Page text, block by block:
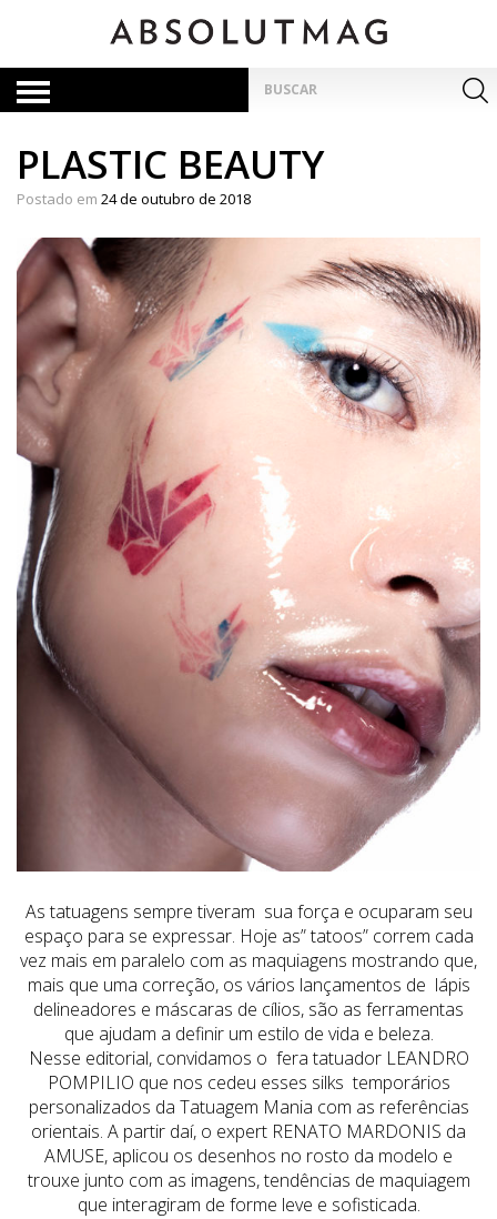
por:
PLASTIC BEAUTY
Postado em 24 de outubro de 2018
As tatuagens sempre tiveram sua força e ocuparam seu
espaço para se expressar. Hoje as” tatoos” correm cada
vez mais em paralelo com as maquiagens mostrando que,
mais que uma correção, os vários lançamentos de lápis
delineadores e máscaras de cílios, são as ferramentas
que ajudam a definir um estilo de vida e beleza.
Nesse editorial, convidamos o fera tatuador LEANDRO
POMPILIO que nos cedeu esses silks temporários
personalizados da Tatuagem Mania com as referências
orientais. A partir daí, o expert RENATO MARDONIS da
AMUSE, aplicou os desenhos no rosto da modelo e
trouxe junto com as imagens, tendências de maquiagem
que interagiram de forme leve e sofisticada.